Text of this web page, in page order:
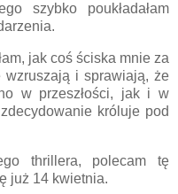
szybko poukładałam
jak coś ściska mnie za
i sprawiają, że
w przeszłości, jak i w
króluje pod
thrillera, polecam tę
już 14 kwietnia.